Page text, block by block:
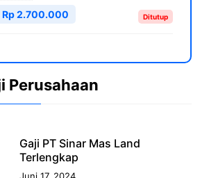
Ditutup
Rp 2.700.000
Perusahaan
Gaji PT Sinar Mas Land
Terlengkap